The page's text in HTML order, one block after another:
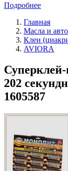
Подробнее
Главная
Масла и
Клеи
AVIORA
202
1605587